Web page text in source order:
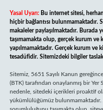
Yasal Uyarı: Bu internet sitesi,
hiçbir bağlantısı bulunmamaktadır.
makaleler paylaşılmaktadır. Burada
taşımamakta olup, gerçek kurum ve
yapılmamaktadır. Gerçek kurum ve
tesadüfidir. Sitemizdeki bilgiler
Sitemiz, 5651 Sayılı Kanun
(BTK) tarafından onaylanmış bir Yer
nedenle, sitedeki içerikleri proaktif
yükümlülüğümüz bulunmamaktadır.